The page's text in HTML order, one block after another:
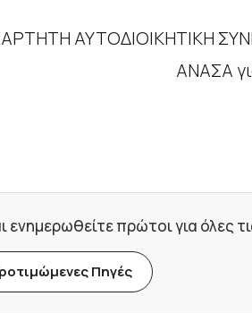
ΑΥΤΟΔΙΟΙΚΗΤΙΚΗ
ΑΝΑΣΑ
πρώτοι για όλες
Πηγές